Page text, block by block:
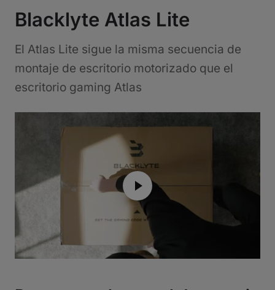
Blacklyte Atlas Lite
El Atlas Lite sigue la misma secuencia de
montaje de escritorio motorizado que el
escritorio gaming Atlas